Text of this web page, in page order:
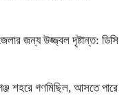
জন্য উজ্জ্বল দৃষ্টান্ত: ডিসি
শহরে গণমিছিল, আসতে পারে